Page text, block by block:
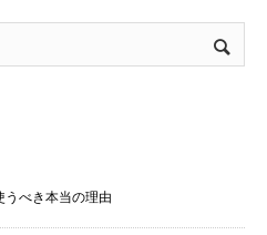
うべき本当の理由